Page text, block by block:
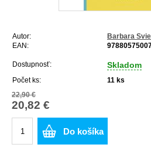
Autor:
Barbara
EAN:
Dostupnosť: Skladom
Počet ks: 11 ks
22,90 €
20,82 €
Do košíka